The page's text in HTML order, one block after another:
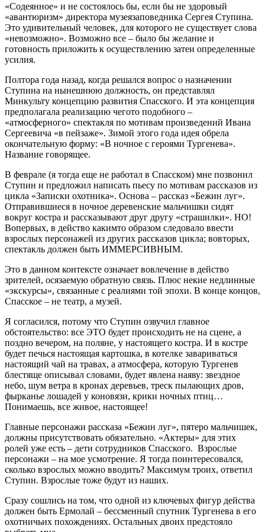
«Содеянное» и не состоялось бы, если бы не здоровый
«авантюризм» директора музея­заповедника Сергея Ступина.
Это удивительный человек, для которого не существует слова
«невозможно». Возможно все – было бы желание и
готовность приложить к осуществлению затеи определенные
усилия.
Полтора года назад, когда решался вопрос о назначении
Ступина на нынешнюю должность, он представлял
Минкульту концепцию развития Спасского. И эта концепция
предполагала реализацию чего­то подобного –
«атмосферного» спектакля по мотивам произведений Ивана
Сергеевича «в пейзаже». Зимой этого года идея обрела
окончательную форму: «В ночное с героями Тургенева».
Название говорящее.
В феврале (я тогда еще не работал в Спасском) мне позвонил
Ступин и предложил написать пьесу по мотивам рассказов из
цикла «Записки охотника». Основа – рассказ «Бежин луг».
Отправившиеся в ночное деревенские мальчишки сидят
вокруг костра и рассказывают друг другу «страшилки». НО!
Во­первых, в действо каким­то образом следовало ввести
взрослых персонажей из других рассказов цикла; во­вторых,
спектакль должен быть ИММЕРСИВНЫМ.
Это в данном контексте означает вовлечение в действо
зрителей, осязаемую обратную связь. Плюс некие недлинные
«экскурсы», связанные с реалиями той эпохи. В конце концов,
Спасское – не театр, а музей.
Я согласился, потому что Ступин озвучил главное
обстоятельство: все ЭТО будет происходить не на сцене, а
поздно вечером, на поляне, у настоящего костра. И в костре
будет печься настоящая картошка, в котелке завариваться
настоящий чай на травах, а атмосфера, которую Тургенев
блестяще описывал словами, будет явлена наяву: звездное
небо, шум ветра в кронах деревьев, треск пылающих дров,
фырканье лошадей у коновязи, крики ночных птиц…
Понимаешь, все живое, настоящее!
Главные персонажи рассказа «Бежин луг», пятеро мальчишек,
должны присутствовать обязательно. «Актеры» для этих
ролей уже есть – дети сотрудников Спасского. Взрослые
персонажи – на мое усмотрение. Я тогда поинтересовался,
сколько взрослых можно вводить? Максимум троих, ответил
Ступин. Взрослые тоже будут из наших.
Сразу сошлись на том, что одной из ключевых фигур действа
должен быть Ермолай – бессменный спутник Тургенева в его
охотничьих похождениях. Остальных двоих предстояло